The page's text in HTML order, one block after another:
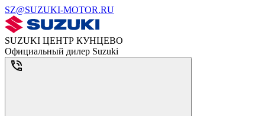
SZ@SUZUKI-MOTOR.RU
SUZUKI ЦЕНТР КУНЦЕВО
Официальный дилер Suzuki